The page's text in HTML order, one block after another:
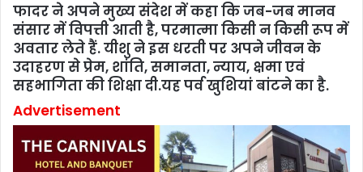
फादर ने अपने मुख्य संदेश में कहा कि जब-जब मानव
संसार में विपत्ती आती है, परमात्मा किसी न किसी रूप में
अवतार लेते हैं. यीशु ने इस धरती पर अपने जीवन के
उदाहरण से प्रेम, शांति, समानता, न्याय, क्षमा एवं
सहभागिता की शिक्षा दी.यह पर्व खुशियां बांटने का है.
Advertisement